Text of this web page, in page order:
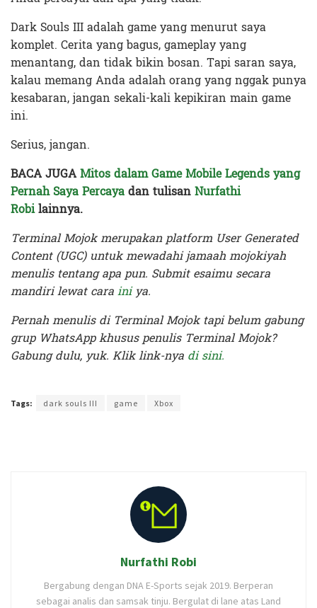
Dark Souls III adalah game yang menurut saya
komplet. Cerita yang bagus, gameplay yang
menantang, dan tidak bikin bosan. Tapi saran saya,
kalau memang Anda adalah orang yang nggak punya
kesabaran, jangan sekali-kali kepikiran main game
ini.
Serius, jangan.
BACA JUGAMitos dalam Game Mobile Legends yang
Pernah Saya Percayadan tulisanNurfathi
Robilainnya.
Terminal Mojok merupakan platform User Generated
Content (UGC) untuk mewadahi jamaah mojokiyah
menulis tentang apa pun. Submit esaimu secara
mandiri lewat carainiya.
Pernah menulis di Terminal Mojok tapi belum gabung
grup WhatsApp khusus penulis Terminal Mojok?
Gabung dulu, yuk. Klik link-nya di sini.
Tags: dark souls III game Xbox
Nurfathi Robi
Bergabung dengan DNA E-Sports sejak 2019. Berperan
sebagai analis dan samsak tinju. Bergulat di lane atas Land